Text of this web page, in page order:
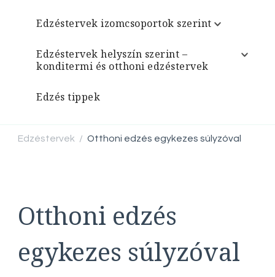
Edzéstervek izomcsoportok szerint
Edzéstervek helyszín szerint –
konditermi és otthoni edzéstervek
Edzés tippek
Edzéstervek / Otthoni edzés egykezes súlyzóval
Otthoni edzés
egykezes súlyzóval